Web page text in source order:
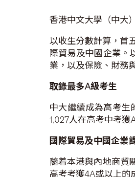
香港中文大學（中大
以收生分數計算，首
際貿易及中國企業。
業，以及保險、財務
取錄最多A級考生
中大繼續成為高考生
1,027人在高考中考
國際貿易及中國企業
隨着本港與內地商貿
高考考獲4A或以上的